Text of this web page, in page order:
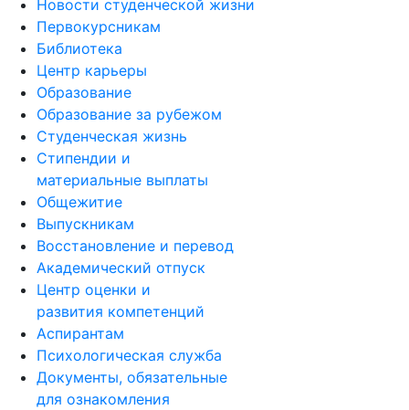
Новости студенческой жизни
Первокурсникам
Библиотека
Центр карьеры
Образование
Образование за рубежом
Студенческая жизнь
Стипендии и
материальные выплаты
Общежитие
Выпускникам
Восстановление и перевод
Академический отпуск
Центр оценки и
развития компетенций
Аспирантам
Психологическая служба
Документы, обязательные
для ознакомления